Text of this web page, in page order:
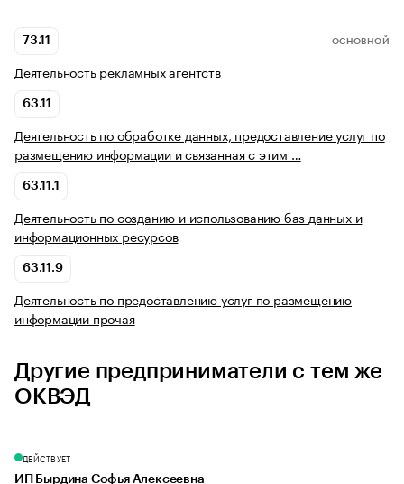
73.11 ОСНОВНОЙ
Деятельность рекламных агентств
63.11
Деятельность по обработке данных, предоставление услуг по
размещению информации и связанная с этим …
63.11.1
Деятельность по созданию и использованию баз данных и
информационных ресурсов
63.11.9
Деятельность по предоставлению услуг по размещению
информации прочая
Другие предприниматели с тем же
ОКВЭД
ДЕЙСТВУЕТ
ИП Бырдина Софья Алексеевна